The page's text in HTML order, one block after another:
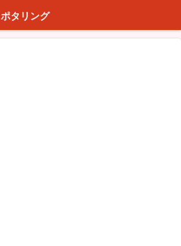
ポタリング